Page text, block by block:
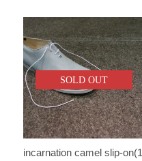
SOLD OUT
incarnation camel slip-on(1